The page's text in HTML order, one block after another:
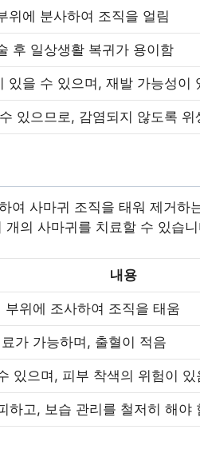
위에 분사하여 조직을 얼림
후 일상생활 복귀가 용이함
있을 수 있으며, 재발 가능성이
있으므로, 감염되지 않도록
여 사마귀 조직을 태워 제거하
의 사마귀를 치료할 수 있습
내용
위에 조사하여 조직을 태움
가 가능하며, 출혈이 적음
있으며, 피부 착색의 위험이
하고, 보습 관리를 철저히 해야